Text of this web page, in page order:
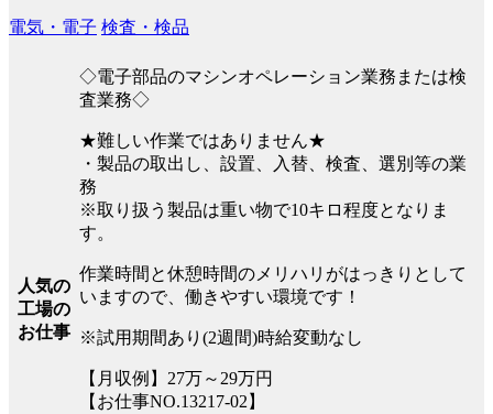
電気・電子 検査・検品
人気の
工場の
お仕事
◇電子部品のマシンオペレーション業務または検
査業務◇
★難しい作業ではありません★
・製品の取出し、設置、入替、検査、選別等の業
務
※取り扱う製品は重い物で10キロ程度となりま
す。
作業時間と休憩時間のメリハリがはっきりとして
いますので、働きやすい環境です！
※試用期間あり(2週間)時給変動なし
【月収例】27万～29万円
【お仕事NO.13217-02】